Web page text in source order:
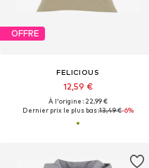
OFFRE
FELICIOUS
12,59 €
À l'origine : 22,99 €
Dernier prix le plus bas :13,49 €-6%